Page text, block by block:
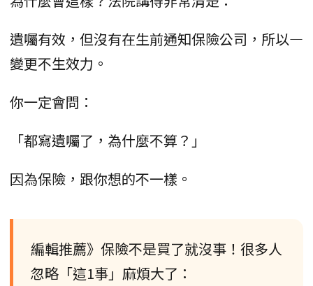
遺囑有效，但沒有在生前通知保險公司，所以—
變更不生效力。
你一定會問：
「都寫遺囑了，為什麼不算？」
因為保險，跟你想的不一樣。
編輯推薦》保險不是買了就沒事！很多人
忽略「這1事」麻煩大了：